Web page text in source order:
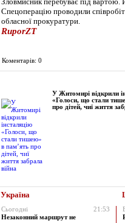
Спецоперацію проводили
обласної прокуратури.
RuporZT
Коментарів: 0
У Житомирі відкрили
«Голоси, що стали
про дітей, чиї життя
Україна
Сьогодні
21:53
Незаконний маршрут не